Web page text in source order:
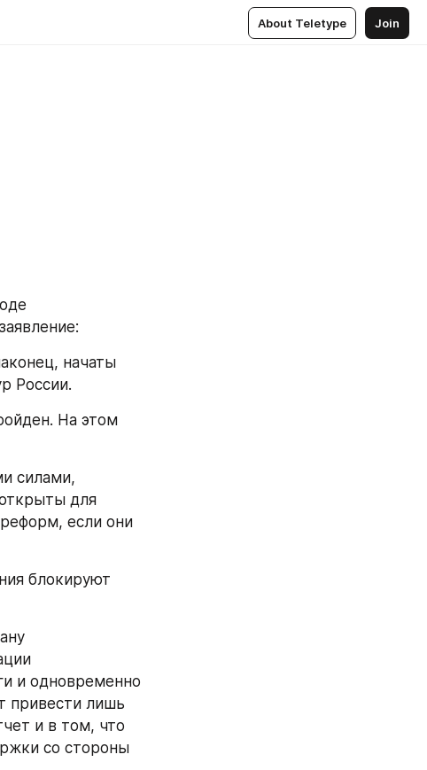
About Teletype Join
начаты
России.
На этом
силами,
для
если они
блокируют
и одновременно
привести лишь
и в том, что
со стороны